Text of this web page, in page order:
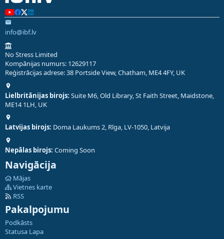
info@ibf.lv
No Stress Limited
Kompānijas numurs: 12629117
Reģistrācijas adrese: 38 Portside View, Chatham, ME4 4FY, UK
Lielbritānijas birojs: Suite M6, Old Library, St Faith Street, Maidstone,
ME14 1LH, UK
Latvijas birojs: Doma Laukums 2, Rīga, LV-1050, Latvija
Nepālas birojs: Coming Soon
Navigācija
Mājas
Vietnes karte
RSS
Pakalpojumu
Podkāsts
Statusa Lapa